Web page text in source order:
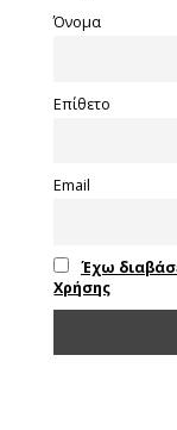
Όνομα
Επίθετο
Email
Έχω
Χρήσης